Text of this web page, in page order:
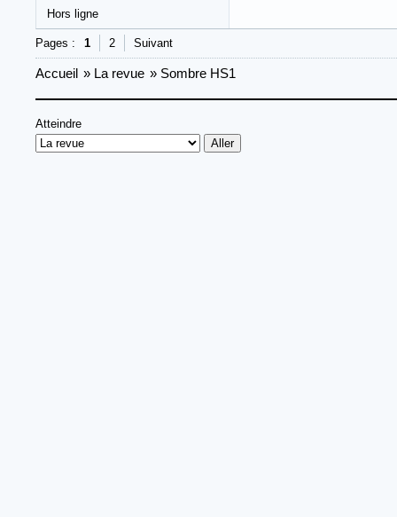
Hors ligne
Pages : 1 2 Suivant
Accueil » La revue » Sombre HS1
Atteindre